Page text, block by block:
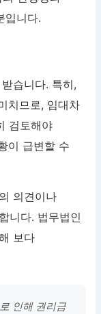
입니다.
습니다. 특히,
치므로, 임대차
검토해야
이 급변할 수
의견이나
니다. 법무법인
보다
인해 권리금